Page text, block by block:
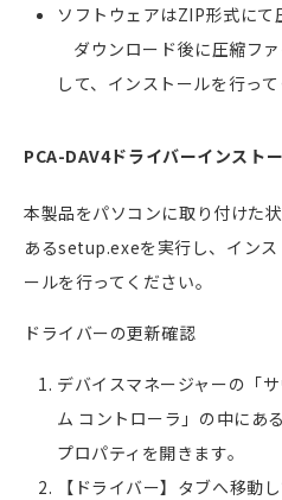
ソフトウェアはZIP形式にて
ダウンロード後に圧縮フ
して、インストールを行って
PCA-DAV4ドライバーインスト
本製品をパソコンに取り付けた
あるsetup.exeを実行し、イン
ールを行ってください。
ドライバーの更新確認
デバイスマネージャーの「
ム コントローラ」の中に
プロパティを開きます。
【ドライバー】タブへ移動